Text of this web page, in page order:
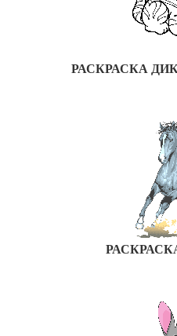
РАСКРАСКА